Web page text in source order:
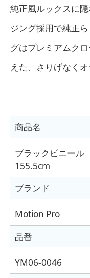
純正風ルックスに
ジング採用で純正
グはプレミアムク
えた、さりげなく
商品名
ブラックビニー
155.5cm
ブランド
Motion Pro
品番
YM06-0046